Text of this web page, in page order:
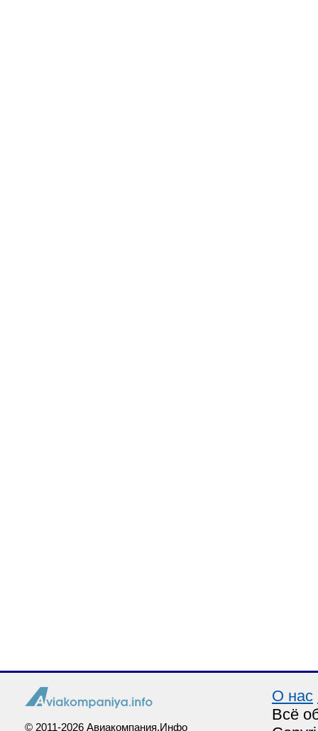
© 2011-2026 Авиакомпания.Инфо
О нас
Всё